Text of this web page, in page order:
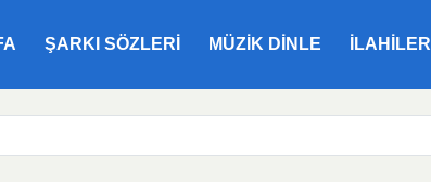
ŞARKI SÖZLERI MÜZIK DINLE ILAHILER